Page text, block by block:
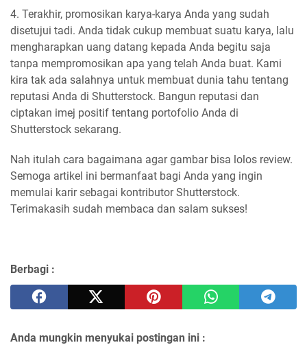
4. Terakhir, promosikan karya-karya Anda yang sudah
disetujui tadi. Anda tidak cukup membuat suatu karya, lalu
mengharapkan uang datang kepada Anda begitu saja
tanpa mempromosikan apa yang telah Anda buat. Kami
kira tak ada salahnya untuk membuat dunia tahu tentang
reputasi Anda di Shutterstock. Bangun reputasi dan
ciptakan imej positif tentang portofolio Anda di
Shutterstock sekarang.
Nah itulah cara bagaimana agar gambar bisa lolos review.
Semoga artikel ini bermanfaat bagi Anda yang ingin
memulai karir sebagai kontributor Shutterstock.
Terimakasih sudah membaca dan salam sukses!
Berbagi :
Anda mungkin menyukai postingan ini :